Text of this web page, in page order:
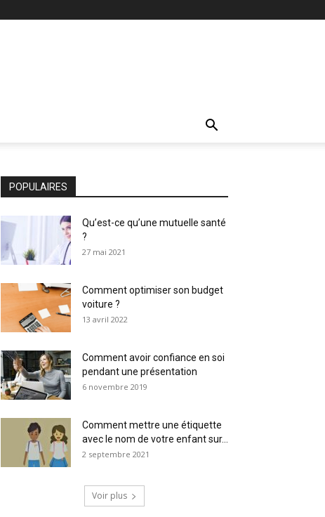
POPULAIRES
Qu’est-ce qu’une mutuelle santé
?
27 mai 2021
Comment optimiser son budget
voiture ?
13 avril 2022
Comment avoir confiance en soi
pendant une présentation
6 novembre 2019
Comment mettre une étiquette
avec le nom de votre enfant sur...
2 septembre 2021
Voir plus